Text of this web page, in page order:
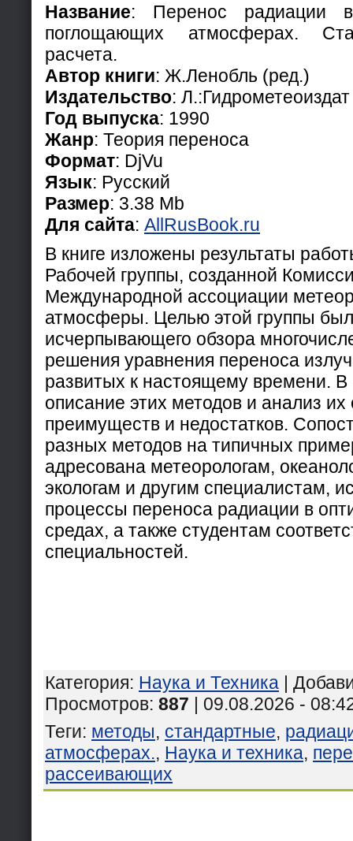
Название: Перенос радиации
поглощающих атмосферах.
расчета.
Автор книги: Ж.Ленобль (ред.)
Издательство: Л.:Гидрометеоиздат
Год выпуска: 1990
Жанр: Теория переноса
Формат: DjVu
Язык: Русский
Размер: 3.38 Mb
Для сайта: AllRusBook.ru
В книге изложены результаты
Рабочей группы, созданной
Международной ассоциации
атмосферы. Целью этой группы
исчерпывающего обзора
решения уравнения переноса
развитых к настоящему времени. В
описание этих методов и анализ
преимуществ и недостатков.
разных методов на типичных
адресована метеорологам,
экологам и другим специалистам,
процессы переноса радиации в
средах, а также студентам
специальностей.
Категория: Наука и Техника |
Просмотров: 887 | 09.08.2026 -
Теги: методы, стандартные,
атмосферах., Наука и техника,
рассеивающих